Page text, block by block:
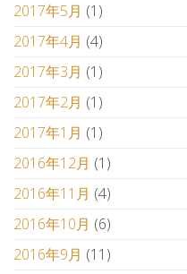
2017年5月 (1)
2017年4月 (4)
2017年3月 (1)
2017年2月 (1)
2017年1月 (1)
2016年12月 (1)
2016年11月 (4)
2016年10月 (6)
2016年9月 (11)